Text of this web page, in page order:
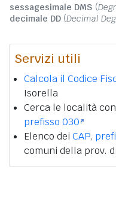
sessagesimale DMS (
decimale DD (Decimal
Servizi utili
Calcola il Codice
Isorella
Cerca le località con
prefisso 030
Elenco dei CAP,
comuni della prov.